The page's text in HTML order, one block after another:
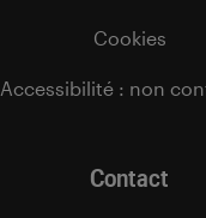
Cookies
Accessibilité : non
Contact